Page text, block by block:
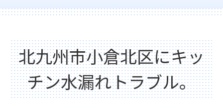
北九州市小倉北区にキッ
チン水漏れトラブル。